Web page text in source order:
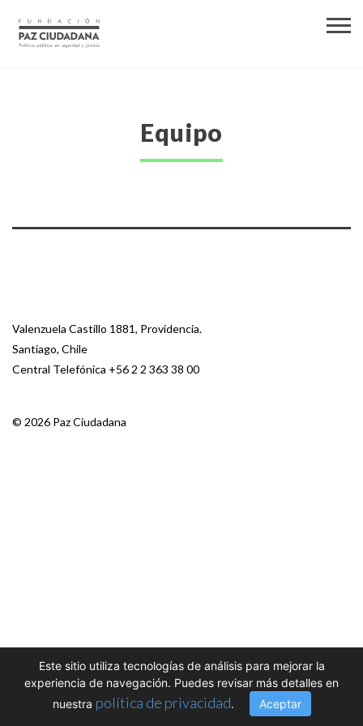
Equipo
Valenzuela Castillo 1881, Providencia.
Santiago, Chile
Central Telefónica +56 2 2 363 38 00
© 2026 Paz Ciudadana
Este sitio utiliza tecnologías de análisis para mejorar la
experiencia de navegación. Puedes revisar más detalles en
nuestra política de privacidad. Aceptar